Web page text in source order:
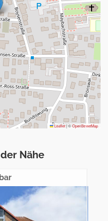
Leaflet|©OpenStreetMap
Nähe